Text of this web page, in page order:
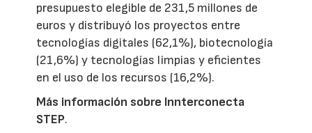
presupuesto elegible de 231,5 millones de
euros y distribuyó los proyectos entre
tecnologías digitales (62,1%), biotecnología
(21,6%) y tecnologías limpias y eficientes
en el uso de los recursos (16,2%).
Más información sobre Innterconecta
STEP.